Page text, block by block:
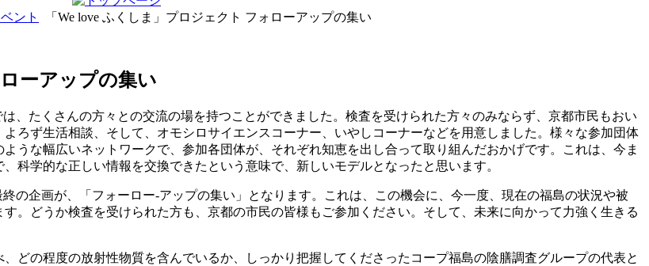
ント
「We love ふくしま」プロジェクト フォローアップの集い
ーアップの集い
は、たくさんの方々との交流の場を持つことができました。検査を受けられた方々のみならず、京都市民もおい
ろず生活相談、そして、オモシロサイエンスコーナー、いやしコーナーなどを用意しました。様々な参加団体
うな幅広いネットワークで、参加各団体が、それぞれ知恵を出し合って取り組んだおかげです。これは、今ま
科学的な正しい情報を交換できたという意味で、新しいモデルとなったと思います。
の企画が、「フォーロー-アップの集い」となります。これは、この機会に、今一度、現在の福島の状況や被
。どうか検査を受けられた方も、京都の市民の皆様もご参加ください。そして、未来に向かって力強く生きる
どの程度の放射性物質を含んでいるか、しっかり把握してくださったコープ福島の陰膳調査グループの代表と